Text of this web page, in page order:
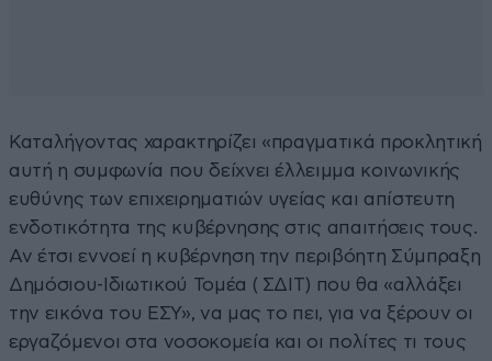
Καταλήγοντας χαρακτηρίζει «πραγματικά προκλητική
αυτή η συμφωνία που δείχνει έλλειμμα κοινωνικής
ευθύνης των επιχειρηματιών υγείας και απίστευτη
ενδοτικότητα της κυβέρνησης στις απαιτήσεις τους.
Αν έτσι εννοεί η κυβέρνηση την περιβόητη Σύμπραξη
Δημόσιου-Ιδιωτικού Τομέα ( ΣΔΙΤ) που θα «αλλάξει
την εικόνα του ΕΣΥ», να μας το πει, για να ξέρουν οι
εργαζόμενοι στα νοσοκομεία και οι πολίτες τι τους